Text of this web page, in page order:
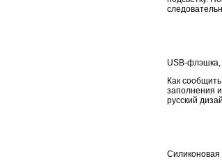
USB-
Как
заполнения
русский
Силиконовая